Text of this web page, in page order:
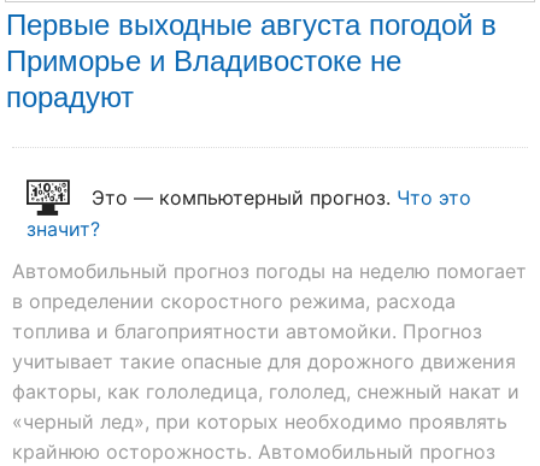
Первые выходные августа погодой в
Приморье и Владивостоке не
порадуют
Это — компьютерный прогноз. Что это
значит?
Автомобильный прогноз погоды на неделю помогает
в определении скоростного режима, расхода
топлива и благоприятности автомойки. Прогноз
учитывает такие опасные для дорожного движения
факторы, как гололедица, гололед, снежный накат и
«черный лед», при которых необходимо проявлять
крайнюю осторожность. Автомобильный прогноз